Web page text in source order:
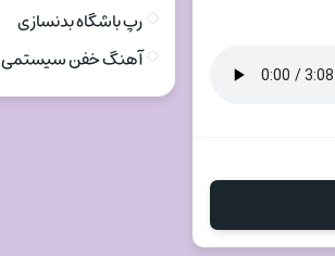
رپ باشگاه بدنسازی
آهنگ خفن سیستمی